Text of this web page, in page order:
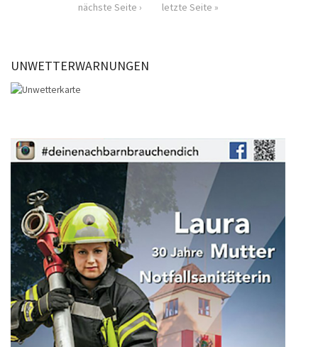
nächste Seite ›
letzte Seite »
UNWETTERWARNUNGEN